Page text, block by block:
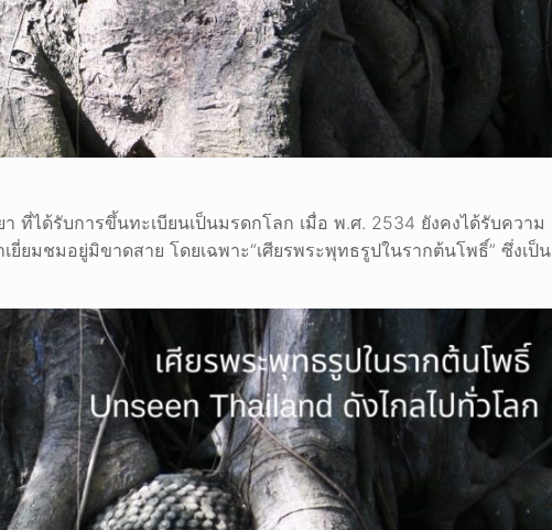
ที่ได้รับการขึ้นทะเบียนเป็นมรดกโลก เมื่อ พ.ศ. 2534 ยังคงได้รับความ
ยมชมอยู่มิขาดสาย โดยเฉพาะ“เศียรพระพุทธรูปในรากต้นโพธิ์” ซึ่งเป็น